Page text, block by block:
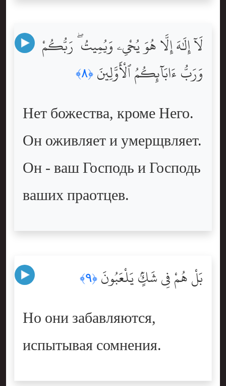
لَآ إِلَٰهَ إِلَّا هُوَ يُحْىِۦ وَيُمِيتُ ۖ رَبُّكُمْ
وَرَبُّ ءَابَآئِكُمُ ٱلْأَوَّلِينَ ﴿٨﴾
Нет божества, кроме Него.
Он оживляет и умерщвляет.
Он - ваш Господь и Господь
ваших праотцев.
بَلْ هُمْ فِى شَكٍّۢ يَلْعَبُونَ ﴿٩﴾
Но они забавляются,
испытывая сомнения.